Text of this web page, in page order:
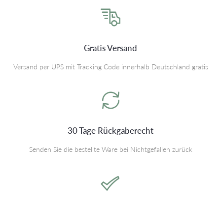
Gratis Versand
Versand per UPS mit Tracking Code innerhalb Deutschland gratis
30 Tage Rückgaberecht
Senden Sie die bestellte Ware bei Nichtgefallen zurück